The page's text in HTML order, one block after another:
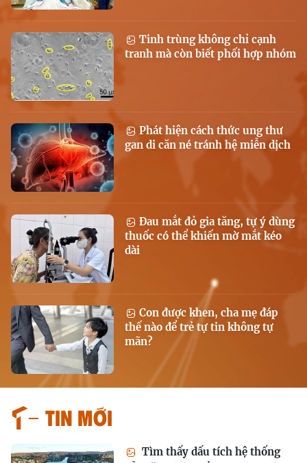
Tinh trùng không chỉ cạnh
tranh mà còn biết phối hợp nhóm
Phát hiện cách thức ung thư
gan di căn né tránh hệ miễn dịch
Đau mắt đỏ gia tăng, tự ý dùng
thuốc có thể khiến mờ mắt kéo
dài
Con được khen, cha mẹ đáp
thế nào để trẻ tự tin không tự
mãn?
Tin mới
Tìm thấy dấu tích hệ thống